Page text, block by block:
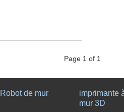
Page 1 of 1
de mur
imprimante
mur 3D